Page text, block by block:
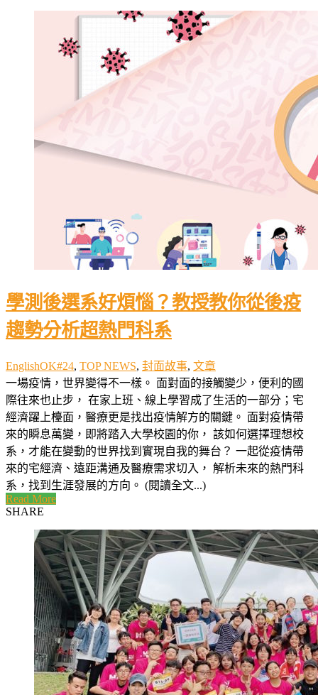
學測後選系好煩惱？教授教你從後疫
趨勢分析超熱門科系
EnglishOK#24, TOP NEWS, 封面故事, 文章
一場疫情，世界變得不一樣。 面對面的接觸變少，便利的國
際往來也止步， 在家上班、線上學習成了生活的一部分；宅
經濟躍上檯面，醫療更是找出疫情解方的關鍵。 面對疫情帶
來的瞬息萬變，即將踏入大學校園的你， 該如何選擇理想校
系，才能在變動的世界找到實現自我的舞台？ 一起從疫情帶
來的宅經濟、遠距溝通及醫療需求切入， 解析未來的熱門科
系，找到生涯發展的方向。 (閱讀全文...)
Read More
SHARE